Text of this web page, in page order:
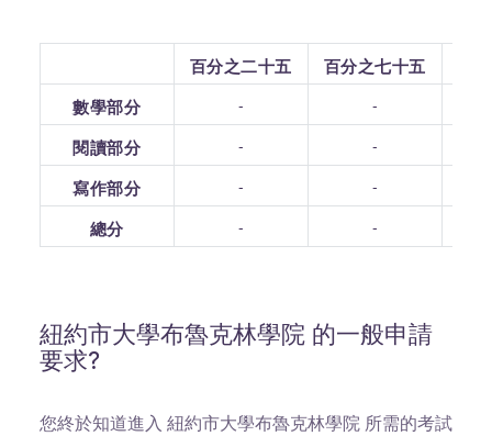
百分之二十五 百分之七十五
數學部分
- -
閱讀部分 - -
寫作部分 - -
總分 - -
紐約市大學布魯克林學院 的一般申請
要求?
您終於知道進入 紐約市大學布魯克林學院 所需的考試